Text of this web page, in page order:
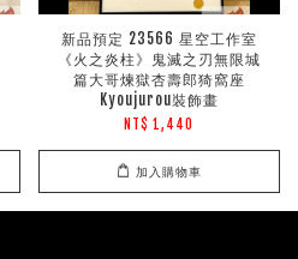
新品預定 23566 星空工作室
《火之炎柱》鬼滅之刃無限城
篇大哥煉獄杏壽郎猗窩座
Kyoujurou裝飾畫
NT$ 1,440
加入購物車